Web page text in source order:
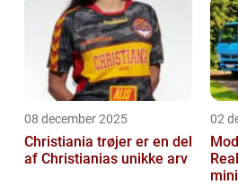
08 december 2025
Christiania trøjer er en del
af Christianias unikke arv
02